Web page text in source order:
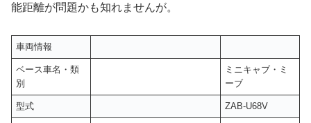
能距離が問題かも知れませんが。
車両情報
ベース車名・類
別
ミニキャブ・ミ
ーブ
型式 ZAB-U68V